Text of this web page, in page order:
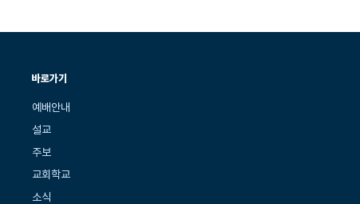
바로가기
예배안내
설교
주보
교회학교
소식